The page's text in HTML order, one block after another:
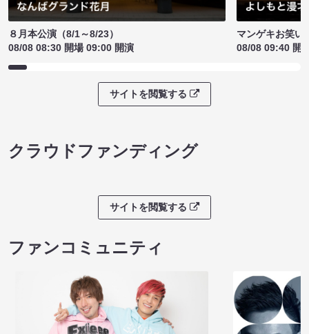
８月本公演（8/1～8/23）
08/08 08:30 開場 09:00 開演
マンゲキお笑い
08/08 09:40 開
サイトを閲覧する
クラウドファンディング
サイトを閲覧する
ファンコミュニティ